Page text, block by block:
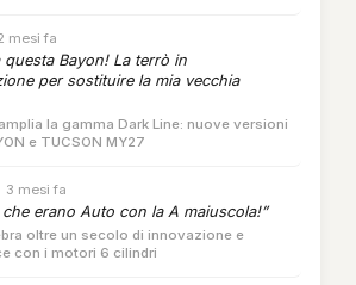
mesi fa
questa Bayon! La terrò in
per sostituire la mia vecchia
la gamma Dark Line: nuove versioni
e TUCSON MY27
3 mesi fa
che erano Auto con la A maiuscola!”
oltre un secolo di innovazione e
con i motori 6 cilindri